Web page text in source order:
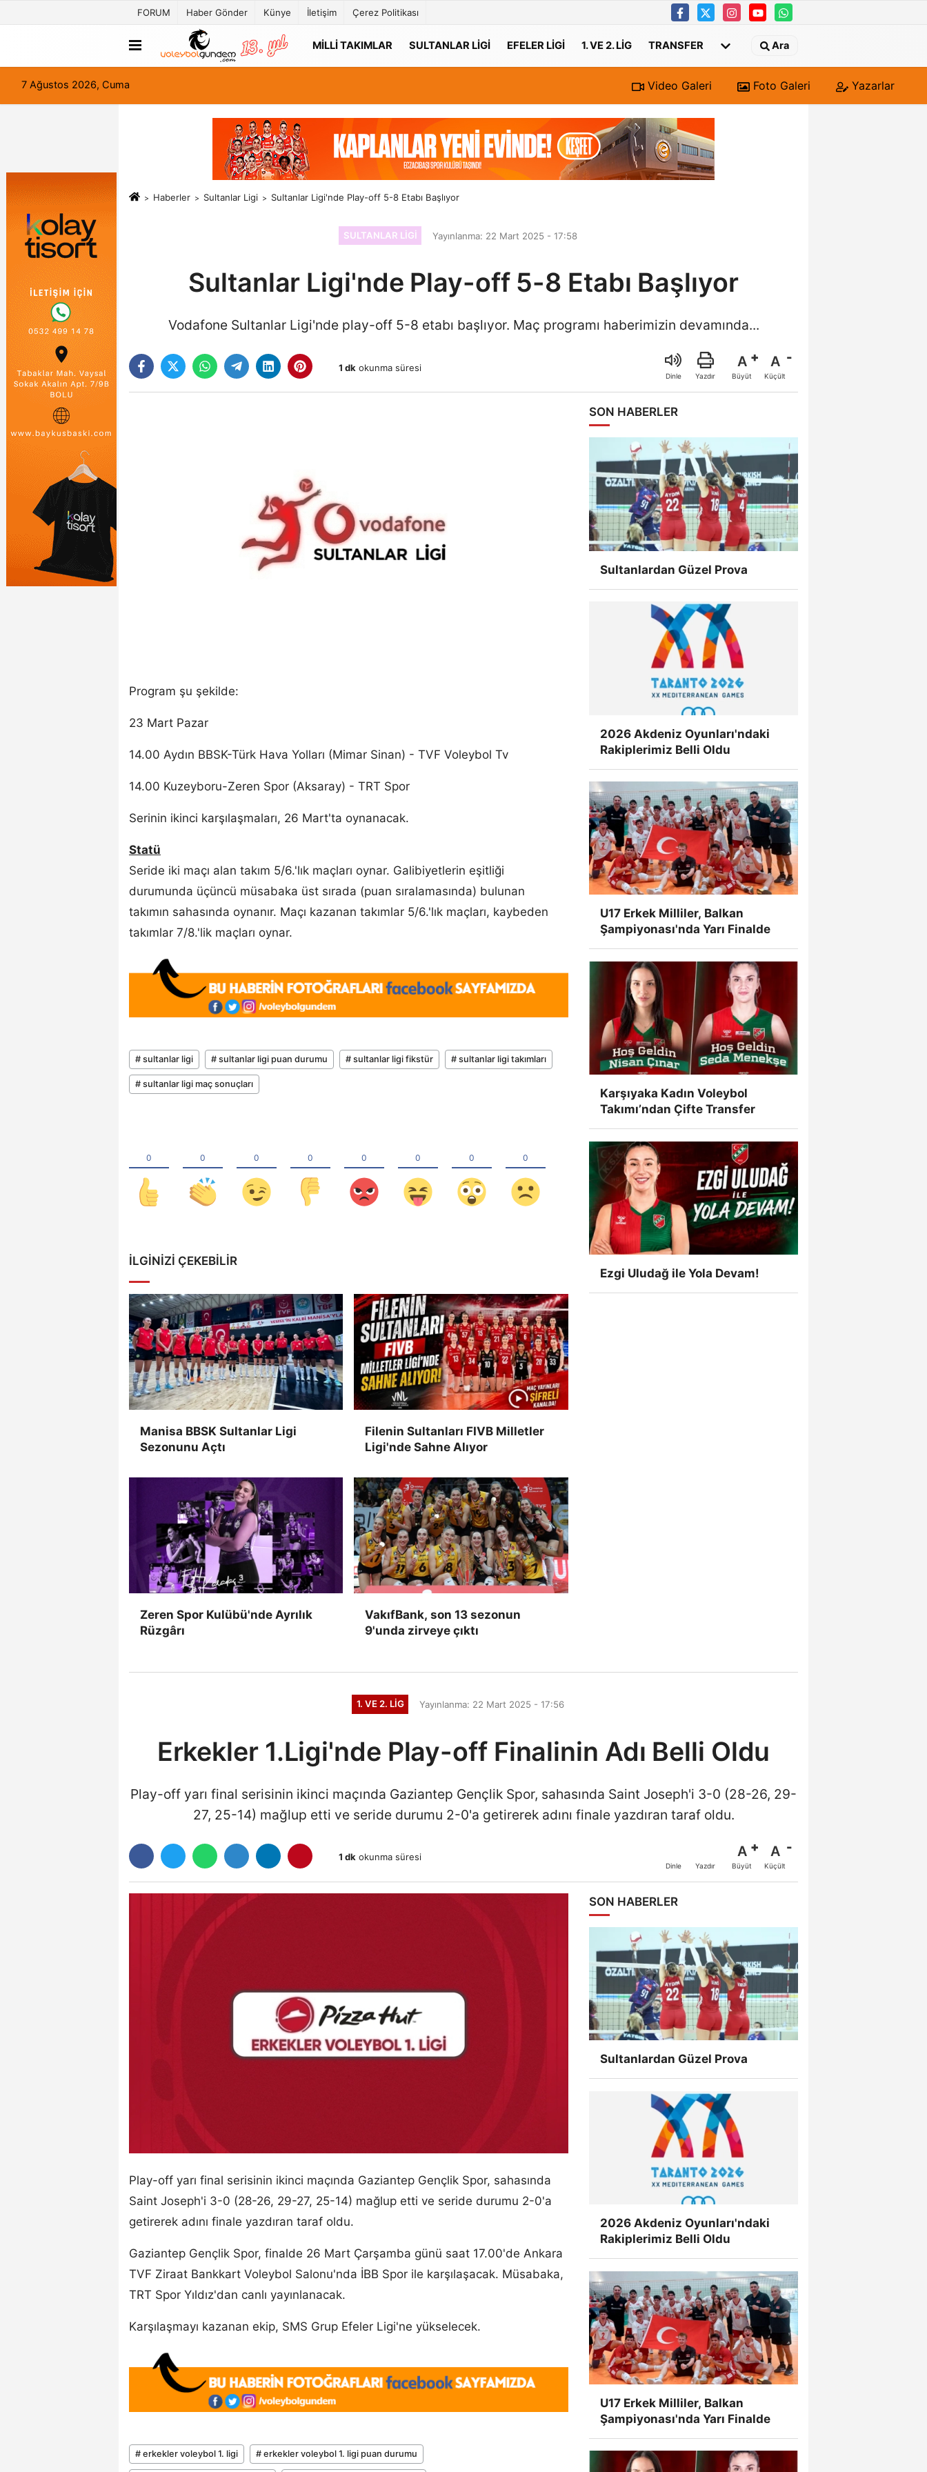
FORUM Haber Gönder Künye İletişim Çerez Politikası
MILLI TAKIMLAR SULTANLAR LIGI EFELER LIGI 1. VE 2. LIG TRANSFER Ara
7 Ağustos 2026, Cuma Video Galeri Foto Galeri Yazarlar
Haberler Sultanlar Ligi Sultanlar Ligi'nde Play-off 5-8 Etabı Başlıyor
SULTANLAR LIGI Yayınlanma: 22 Mart 2025 - 17:58
Sultanlar Ligi'nde Play-off 5-8 Etabı Başlıyor
Vodafone Sultanlar Ligi'nde play-off 5-8 etabı başlıyor. Maç programı haberimizin devamında...
1 dk okunma süresi
Dinle Yazdır
A
Büyüt
A
Küçült
Program şu şekilde:
23 Mart Pazar
14.00 Aydın BBSK-Türk Hava Yolları (Mimar Sinan) - TVF Voleybol Tv
14.00 Kuzeyboru-Zeren Spor (Aksaray) - TRT Spor
Serinin ikinci karşılaşmaları, 26 Mart'ta oynanacak.
Statü
Seride iki maçı alan takım 5/6.'lık maçları oynar. Galibiyetlerin eşitliği
durumunda üçüncü müsabaka üst sırada (puan sıralamasında) bulunan
takımın sahasında oynanır. Maçı kazanan takımlar 5/6.'lık maçları, kaybeden
takımlar 7/8.'lik maçları oynar.
# sultanlar ligi # sultanlar ligi puan durumu # sultanlar ligi fikstür # sultanlar ligi takımları
# sultanlar ligi maç sonuçları
İLGINIZI ÇEKEBILIR
Manisa BBSK Sultanlar Ligi
Sezonunu Açtı
Filenin Sultanları FIVB Milletler
Ligi'nde Sahne Alıyor
Zeren Spor Kulübü'nde Ayrılık
Rüzgârı
VakıfBank, son 13 sezonun
9'unda zirveye çıktı
SON HABERLER
Sultanlardan Güzel Prova
2026 Akdeniz Oyunları'ndaki
Rakiplerimiz Belli Oldu
U17 Erkek Milliler, Balkan
Şampiyonası'nda Yarı Finalde
Karşıyaka Kadın Voleybol
Takımı’ndan Çifte Transfer
Ezgi Uludağ ile Yola Devam!
1. VE 2. LIG Yayınlanma: 22 Mart 2025 - 17:56
Erkekler 1.Ligi'nde Play-off Finalinin Adı Belli Oldu
Play-off yarı final serisinin ikinci maçında Gaziantep Gençlik Spor, sahasında Saint Joseph'i 3-0 (28-26, 29-
27, 25-14) mağlup etti ve seride durumu 2-0'a getirerek adını finale yazdıran taraf oldu.
1 dk okunma süresi
Dinle Yazdır
A
Büyüt
A
Küçült
Play-off yarı final serisinin ikinci maçında Gaziantep Gençlik Spor, sahasında
Saint Joseph'i 3-0 (28-26, 29-27, 25-14) mağlup etti ve seride durumu 2-0'a
getirerek adını finale yazdıran taraf oldu.
Gaziantep Gençlik Spor, finalde 26 Mart Çarşamba günü saat 17.00'de Ankara
TVF Ziraat Bankkart Voleybol Salonu'nda İBB Spor ile karşılaşacak. Müsabaka,
TRT Spor Yıldız'dan canlı yayınlanacak.
Karşılaşmayı kazanan ekip, SMS Grup Efeler Ligi'ne yükselecek.
# erkekler voleybol 1. ligi # erkekler voleybol 1. ligi puan durumu
SON HABERLER
Sultanlardan Güzel Prova
2026 Akdeniz Oyunları'ndaki
Rakiplerimiz Belli Oldu
U17 Erkek Milliler, Balkan
Şampiyonası'nda Yarı Finalde